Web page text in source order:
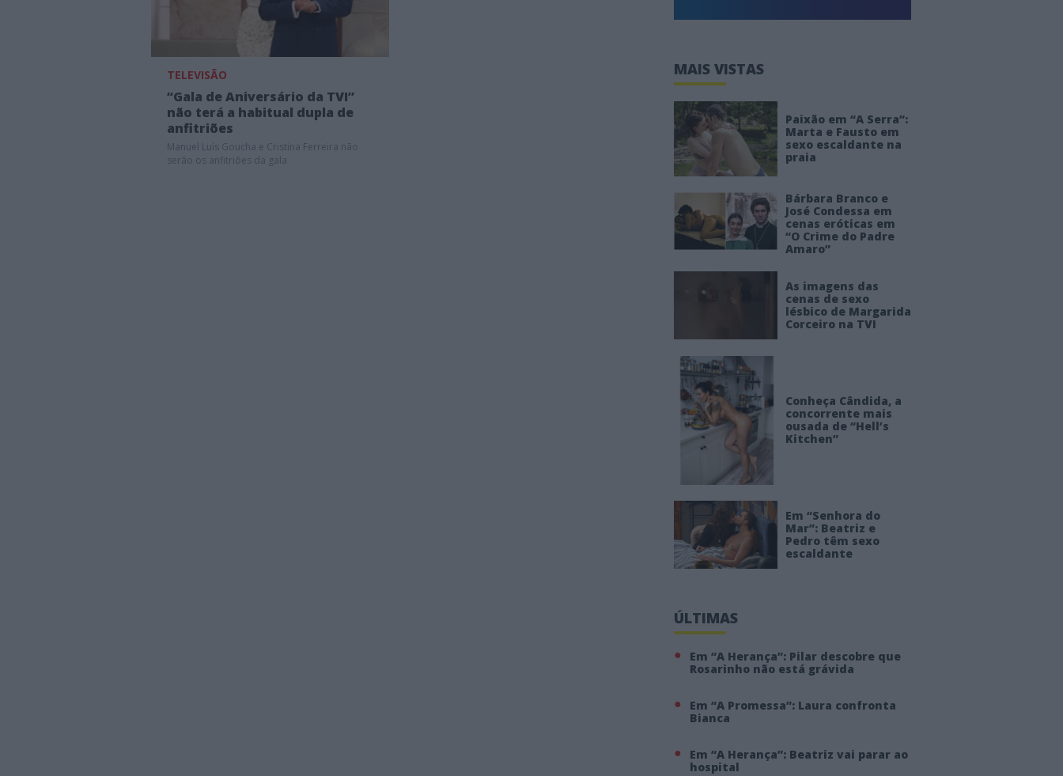
TELEVISÃO
“Gala de Aniversário da TVI”
não terá a habitual dupla de
anfitriões
Manuel Luís Goucha e Cristina Ferreira não
serão os anfitriões da gala
MAIS VISTAS
Paixão em “A Serra”:
Marta e Fausto em
sexo escaldante na
praia
Bárbara Branco e
José Condessa em
cenas eróticas em
“O Crime do Padre
Amaro”
As imagens das
cenas de sexo
lésbico de Margarida
Corceiro na TVI
Conheça Cândida, a
concorrente mais
ousada de “Hell’s
Kitchen”
Em “Senhora do
Mar”: Beatriz e
Pedro têm sexo
escaldante
ÚLTIMAS
Em “A Herança”: Pilar descobre que
Rosarinho não está grávida
Em “A Promessa”: Laura confronta
Bianca
Em “A Herança”: Beatriz vai parar ao
hospital